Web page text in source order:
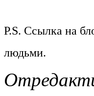
P.S. Ссылка на
людьми.